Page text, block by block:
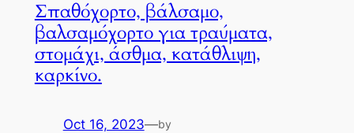
Σπαθόχορτο, βάλσαμο,
βαλσαμόχορτο για τραύματα,
στομάχι, άσθμα, κατάθλιψη,
καρκίνο.
Oct 16, 2023—by